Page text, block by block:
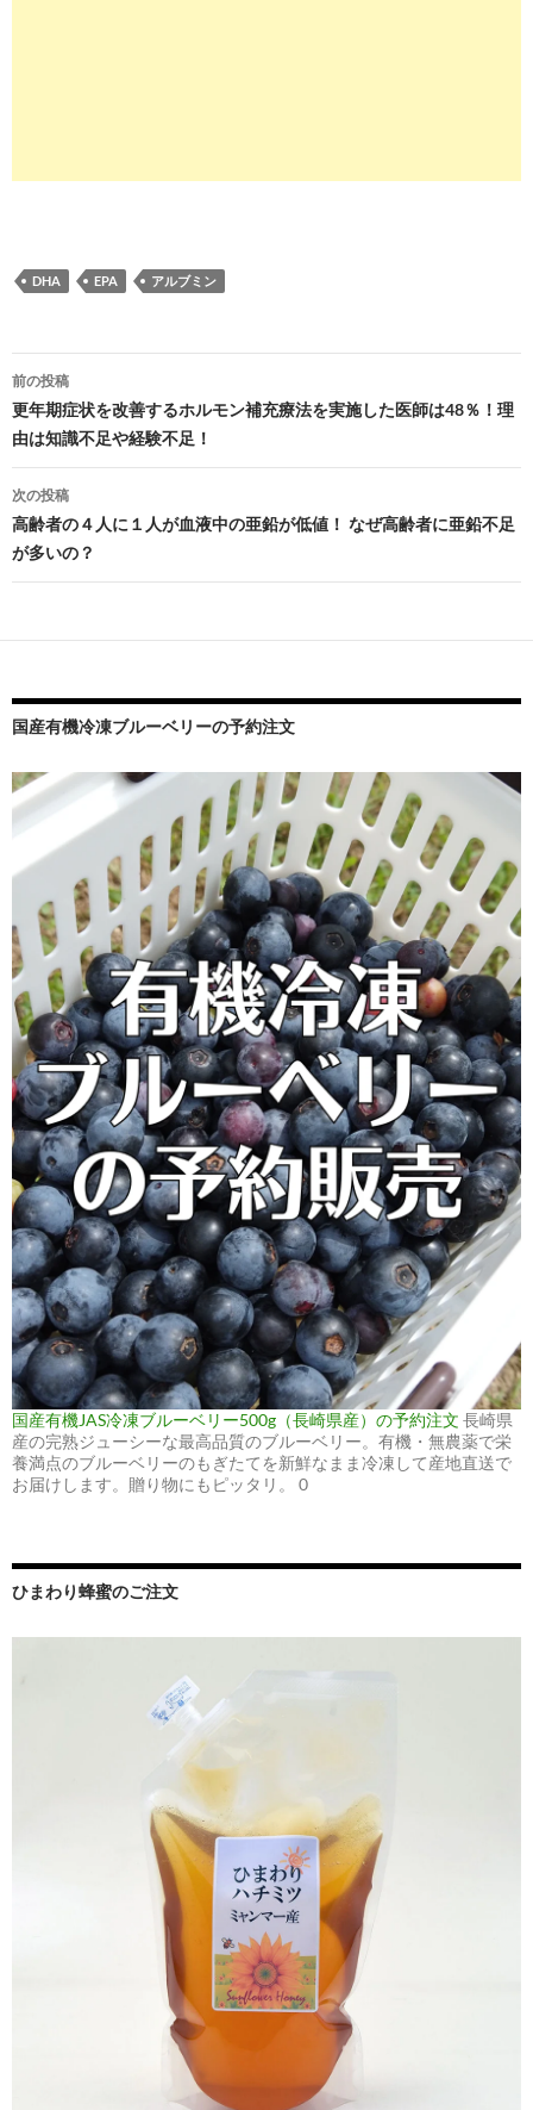
DHA EPA アルブミン
投
稿
ナ
ビ
ゲ
ー
ン
前の投稿
更年期症状を改善するホルモン補充療法を実施した医師は48％！理
由は知識不足や経験不足！
次の投稿
高齢者の４人に１人が血液中の亜鉛が低値！ なぜ高齢者に亜鉛不足
が多いの？
国産有機冷凍ブルーベリーの予約注文
国産有機JAS冷凍ブルーベリー500g（長崎県産）の予約注文 長崎県
産の完熟ジューシーな最高品質のブルーベリー。有機・無農薬で栄
養満点のブルーベリーのもぎたてを新鮮なまま冷凍して産地直送で
お届けします。贈り物にもピッタリ。 0
ひまわり蜂蜜のご注文